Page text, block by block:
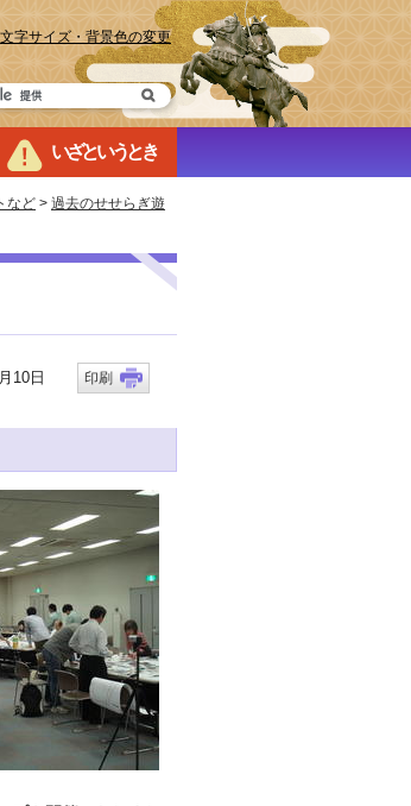
文字サイズ・背景色の変更
いざというとき
など > 過去のせせらぎ遊
10日 印刷